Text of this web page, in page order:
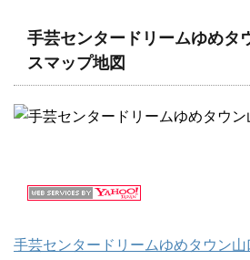
手芸センタードリームゆめタ
スマップ地図
手芸センタードリームゆめタウン